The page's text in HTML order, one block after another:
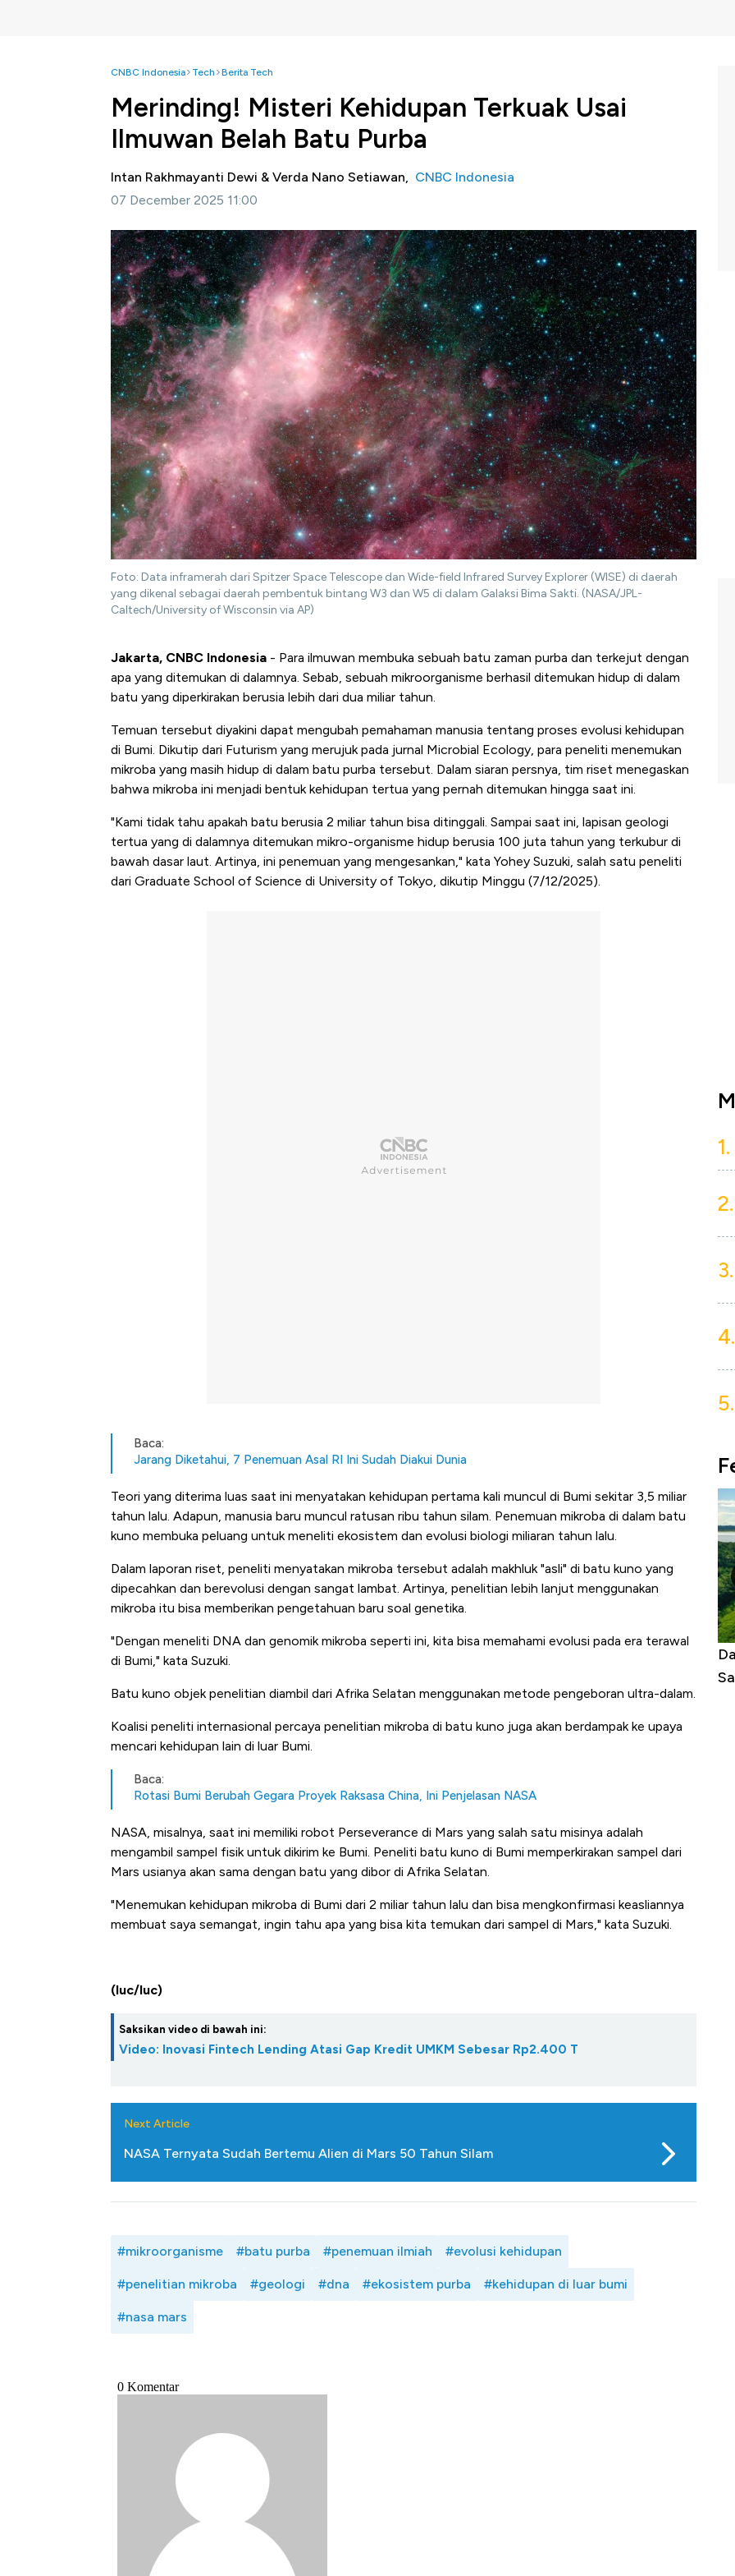
CNBC Indonesia Tech Berita Tech
Merinding! Misteri Kehidupan Terkuak Usai
Ilmuwan Belah Batu Purba
Intan Rakhmayanti Dewi & Verda Nano Setiawan, CNBC Indonesia
07 December 2025 11:00
Foto: Data inframerah dari Spitzer Space Telescope dan Wide-field Infrared Survey Explorer (WISE) di daerah
yang dikenal sebagai daerah pembentuk bintang W3 dan W5 di dalam Galaksi Bima Sakti. (NASA/JPL-
Caltech/University of Wisconsin via AP)
Jakarta, CNBC Indonesia - Para ilmuwan membuka sebuah batu zaman purba dan terkejut dengan
apa yang ditemukan di dalamnya. Sebab, sebuah mikroorganisme berhasil ditemukan hidup di dalam
batu yang diperkirakan berusia lebih dari dua miliar tahun.
Temuan tersebut diyakini dapat mengubah pemahaman manusia tentang proses evolusi kehidupan
di Bumi. Dikutip dari Futurism yang merujuk pada jurnal Microbial Ecology, para peneliti menemukan
mikroba yang masih hidup di dalam batu purba tersebut. Dalam siaran persnya, tim riset menegaskan
bahwa mikroba ini menjadi bentuk kehidupan tertua yang pernah ditemukan hingga saat ini.
"Kami tidak tahu apakah batu berusia 2 miliar tahun bisa ditinggali. Sampai saat ini, lapisan geologi
tertua yang di dalamnya ditemukan mikro-organisme hidup berusia 100 juta tahun yang terkubur di
bawah dasar laut. Artinya, ini penemuan yang mengesankan," kata Yohey Suzuki, salah satu peneliti
dari Graduate School of Science di University of Tokyo, dikutip Minggu (7/12/2025).
Baca:
Jarang Diketahui, 7 Penemuan Asal RI Ini Sudah Diakui Dunia
Teori yang diterima luas saat ini menyatakan kehidupan pertama kali muncul di Bumi sekitar 3,5 miliar
tahun lalu. Adapun, manusia baru muncul ratusan ribu tahun silam. Penemuan mikroba di dalam batu
kuno membuka peluang untuk meneliti ekosistem dan evolusi biologi miliaran tahun lalu.
Dalam laporan riset, peneliti menyatakan mikroba tersebut adalah makhluk "asli" di batu kuno yang
dipecahkan dan berevolusi dengan sangat lambat. Artinya, penelitian lebih lanjut menggunakan
mikroba itu bisa memberikan pengetahuan baru soal genetika.
"Dengan meneliti DNA dan genomik mikroba seperti ini, kita bisa memahami evolusi pada era terawal
di Bumi," kata Suzuki.
Batu kuno objek penelitian diambil dari Afrika Selatan menggunakan metode pengeboran ultra-dalam.
Koalisi peneliti internasional percaya penelitian mikroba di batu kuno juga akan berdampak ke upaya
mencari kehidupan lain di luar Bumi.
Baca:
Rotasi Bumi Berubah Gegara Proyek Raksasa China, Ini Penjelasan NASA
NASA, misalnya, saat ini memiliki robot Perseverance di Mars yang salah satu misinya adalah
mengambil sampel fisik untuk dikirim ke Bumi. Peneliti batu kuno di Bumi memperkirakan sampel dari
Mars usianya akan sama dengan batu yang dibor di Afrika Selatan.
"Menemukan kehidupan mikroba di Bumi dari 2 miliar tahun lalu dan bisa mengkonfirmasi keasliannya
membuat saya semangat, ingin tahu apa yang bisa kita temukan dari sampel di Mars," kata Suzuki.
(luc/luc)
Saksikan video di bawah ini:
Video: Inovasi Fintech Lending Atasi Gap Kredit UMKM Sebesar Rp2.400 T
Next Article
NASA Ternyata Sudah Bertemu Alien di Mars 50 Tahun Silam
#mikroorganisme #batu purba #penemuan ilmiah #evolusi kehidupan
#penelitian mikroba #geologi #dna #ekosistem purba #kehidupan di luar bumi
#nasa mars
1.
2.
3.
4.
5.
Begini Cara Korsel atasi Panas Tanpa AC
Daftar Sungai Terpanjang di Dunia,